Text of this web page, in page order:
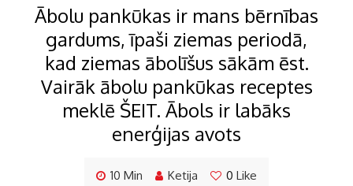
Ābolu pankūkas ir mans bērnības
gardums, īpaši ziemas periodā,
kad ziemas ābolīšus sākām ēst.
Vairāk ābolu pankūkas receptes
meklē ŠEIT. Ābols ir labāks
enerģijas avots
10 Min Ketija 0 Like